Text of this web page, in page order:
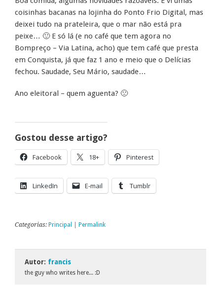
coisinhas bacanas na lojinha do Ponto Frio Digital, mas
deixei tudo na prateleira, que o mar não está pra
peixe… 🙂 E só lá (e no café que tem agora no
Bompreço – Via Latina, acho) que tem café que presta
em Conquista, já que faz 1 ano e meio que o Delícias
fechou. Saudade, Seu Mário, saudade…
Ano eleitoral – quem aguenta? 🙁
Gostou desse artigo?
Facebook 18+ Pinterest
LinkedIn E-mail Tumblr
Categorias: Principal Permalink
Autor: francis
the guy who writes here... :D